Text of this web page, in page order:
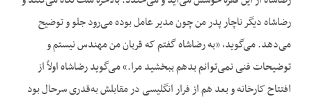
رضاشاه دیگر ناچار پدر من چون مدیر عامل بوده می‌رود جلو و توضیح
می‌دهد. می‌گوید، «به رضاشاه گفتم که قربان من مهندس نیستم و
توضیحات فنی نمی‌توانم بدهم ببخشید مرا.» می‌گوید رضاشاه اولاً از
افتتاح کارخانه و بعد هم از فرار انگلیسی در مقابلش به‌قدری سرحال بود